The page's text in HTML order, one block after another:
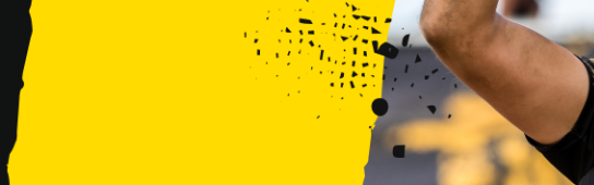
RUNMAGEDDON JURAPARK BAŁTÓW 24/25.10.2026
RUNMAGEDDON HALLOWEEN WARSZAWA 31.10.2026
TRENINGI
VOUCHERY
DLA ZAWODNIKÓW